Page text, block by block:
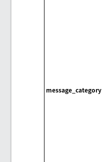
message_category